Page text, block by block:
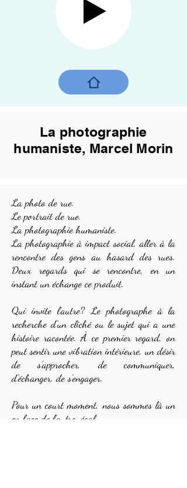
La photographie
humaniste, Marcel Morin
La photo de rue.
Le portrait de rue.
La photographie humaniste.
La photographie à impact social, aller à la
rencontre des gens au hasard des rues.
Deux regards qui se rencontre, en un
instant un échange ce produit.
Qui invite l’autre? Le photographe à la
recherche d’un cliché ou le sujet qui a une
histoire racontée. À ce premier regard, on
peut sentir une vibration intérieure, un désir
de s’approcher, de communiquer,
d’échanger, de s’engager.
Pour un court moment, nous sommes là un
en face de l’autre, égal.